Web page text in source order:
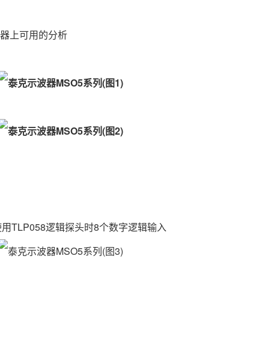
上可用的分析
TLP058逻辑探头时8个数字逻辑输入